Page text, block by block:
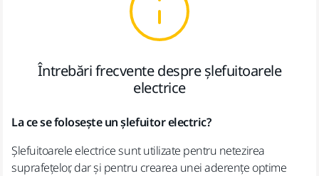
Întrebări frecvente despre șlefuitoarele
electrice
La ce se folosește un șlefuitor electric?
Șlefuitoarele electrice sunt utilizate pentru netezirea
suprafețelor, dar și pentru crearea unei aderențe optime